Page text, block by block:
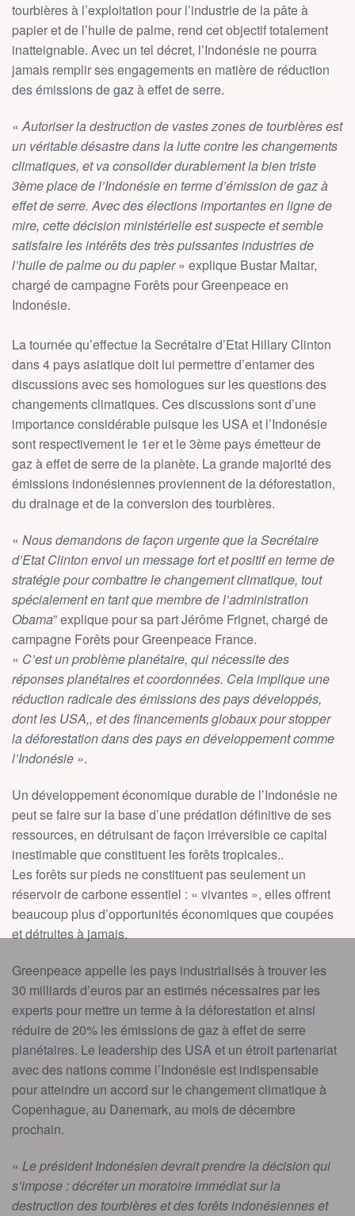
tourbières à l’exploitation pour l’industrie de la pâte à
papier et de l’huile de palme, rend cet objectif totalement
inatteignable. Avec un tel décret, l’Indonésie ne pourra
jamais remplir ses engagements en matière de réduction
des émissions de gaz à effet de serre.
«Autoriser la destruction de vastes zones de tourbières est
un véritable désastre dans la lutte contre les changements
climatiques, et va consolider durablement la bien triste
3ème place de l’Indonésie en terme d’émission de gaz à
effet de serre. Avec des élections importantes en ligne de
mire, cette décision ministérielle est suspecte et semble
satisfaire les intérêts des très puissantes industries de
l’huile de palme ou du papier» explique Bustar Maitar,
chargé de campagne Forêts pour Greenpeace en
Indonésie.
La tournée qu’effectue la Secrétaire d’Etat Hillary Clinton
dans 4 pays asiatique doit lui permettre d’entamer des
discussions avec ses homologues sur les questions des
changements climatiques. Ces discussions sont d’une
importance considérable puisque les USA et l’Indonésie
sont respectivement le 1er et le 3ème pays émetteur de
gaz à effet de serre de la planète. La grande majorité des
émissions indonésiennes proviennent de la déforestation,
du drainage et de la conversion des tourbières.
« Nous demandons de façon urgente que la Secrétaire
d’Etat Clinton envoi un message fort et positif en terme de
stratégie pour combattre le changement climatique, tout
spécialement en tant que membre de l’administration
Obama” explique pour sa part Jérôme Frignet, chargé de
campagne Forêts pour Greenpeace France.
« C’est un problème planétaire, qui nécessite des
réponses planétaires et coordonnées. Cela implique une
réduction radicale des émissions des pays développés,
dont les USA,, et des financements globaux pour stopper
la déforestation dans des pays en développement comme
l’Indonésie ».
Un développement économique durable de l’Indonésie ne
peut se faire sur la base d’une prédation définitive de ses
ressources, en détruisant de façon irréversible ce capital
inestimable que constituent les forêts tropicales..
Les forêts sur pieds ne constituent pas seulement un
réservoir de carbone essentiel : « vivantes », elles offrent
beaucoup plus d’opportunités économiques que coupées
et détruites à jamais.
Greenpeace appelle les pays industrialisés à trouver les
30 milliards d’euros par an estimés nécessaires par les
experts pour mettre un terme à la déforestation et ainsi
réduire de 20% les émissions de gaz à effet de serre
planétaires. Le leadership des USA et un étroit partenariat
avec des nations comme l’Indonésie est indispensable
pour atteindre un accord sur le changement climatique à
Copenhague, au Danemark, au mois de décembre
prochain.
« Le président Indonésien devrait prendre la décision qui
s’impose : décréter un moratoire immédiat sur la
destruction des tourbières et des forêts indonésiennes et